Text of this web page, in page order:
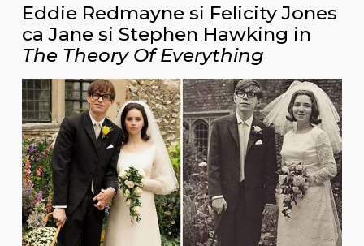
Eddie Redmayne si Felicity Jones
ca Jane si Stephen Hawking in
The Theory Of Everything